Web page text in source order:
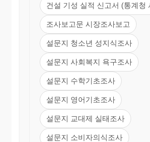
③ 잃어버려서
④ 새로운 기능이 나와서
⑤ 기타( )
13.귀하께서 휴대폰 사용시 요금
은?
① 통화사용료
② 문자 사용료
③ 부가서비스 사용료 ④ 데이터
( )
14.귀하께서 사용하신 휴대폰의 대
① 매우 불만 ② 불만 ③ 보통 ④ 만
건설 기성 실적 신고서 (통계청
조사보고문 시장조사보고
설문지 청소년 성지식조사
설문지 사회복지 욕구조사
설문지 수학기초조사
설문지 영어기초조사
설문지 교대제 실태조사
설문지 소비자의식조사